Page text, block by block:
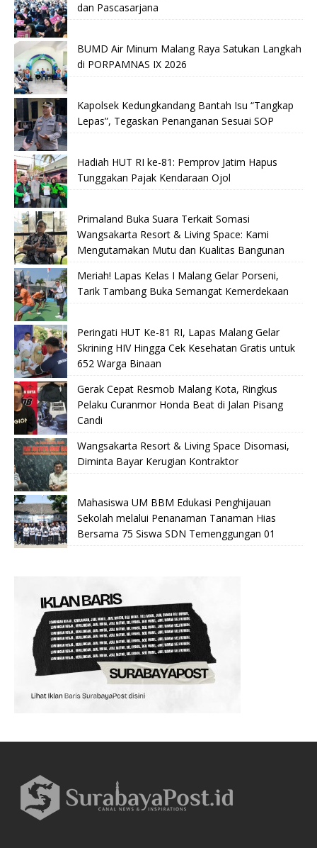
dan Pascasarjana
BUMD Air Minum Malang Raya Satukan Langkah
di PORPAMNAS IX 2026
Kapolsek Kedungkandang Bantah Isu “Tangkap
Lepas”, Tegaskan Penanganan Sesuai SOP
Hadiah HUT RI ke-81: Pemprov Jatim Hapus
Tunggakan Pajak Kendaraan Ojol
Primaland Buka Suara Terkait Somasi
Wangsakarta Resort & Living Space: Kami
Mengutamakan Mutu dan Kualitas Bangunan
Meriah! Lapas Kelas I Malang Gelar Porseni,
Tarik Tambang Buka Semangat Kemerdekaan
Peringati HUT Ke-81 RI, Lapas Malang Gelar
Skrining HIV Hingga Cek Kesehatan Gratis untuk
652 Warga Binaan
Gerak Cepat Resmob Malang Kota, Ringkus
Pelaku Curanmor Honda Beat di Jalan Pisang
Candi
Wangsakarta Resort & Living Space Disomasi,
Diminta Bayar Kerugian Kontraktor
Mahasiswa UM BBM Edukasi Penghijauan
Sekolah melalui Penanaman Tanaman Hias
Bersama 75 Siswa SDN Temenggungan 01